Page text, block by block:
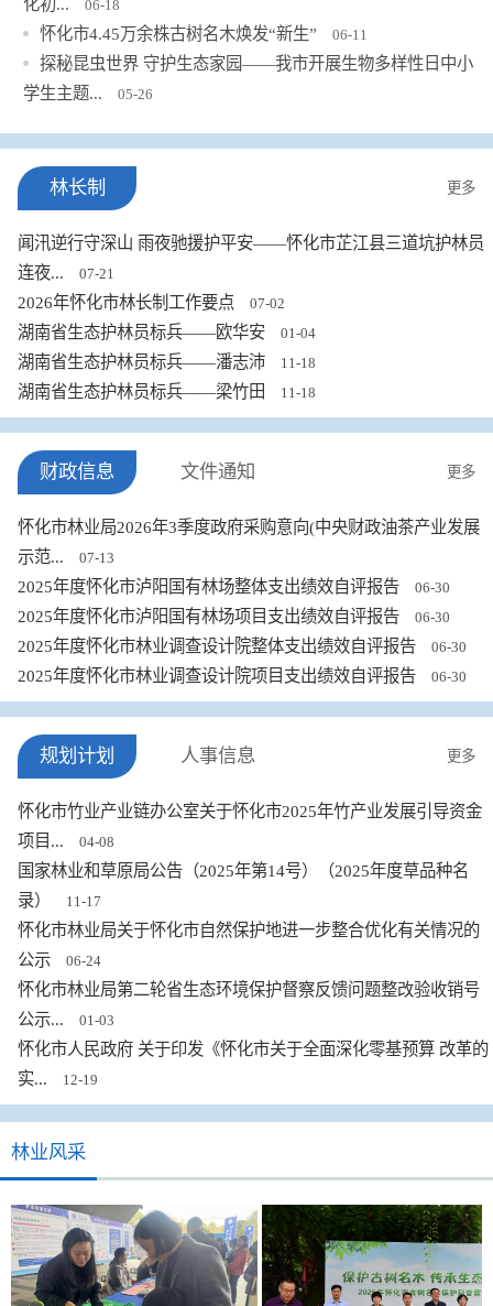
化初...
06-18
怀化市4.45万余株古树名木焕发“新生” 06-11
探秘昆虫世界 守护生态家园——我市开展生物多样性日中小
学生主题...
05-26
林长制 更多
闻汛逆行守深山 雨夜驰援护平安——怀化市芷江县三道坑护林员
连夜...
07-21
2026年怀化市林长制工作要点 07-02
湖南省生态护林员标兵——欧华安 01-04
湖南省生态护林员标兵——潘志沛 11-18
湖南省生态护林员标兵——梁竹田 11-18
财政信息 文件通知 更多
怀化市林业局2026年3季度政府采购意向(中央财政油茶产业发展
示范...
07-13
2025年度怀化市泸阳国有林场整体支出绩效自评报告 06-30
2025年度怀化市泸阳国有林场项目支出绩效自评报告 06-30
2025年度怀化市林业调查设计院整体支出绩效自评报告 06-30
2025年度怀化市林业调查设计院项目支出绩效自评报告 06-30
规划计划 人事信息 更多
怀化市竹业产业链办公室关于怀化市2025年竹产业发展引导资金
项目...
04-08
国家林业和草原局公告（2025年第14号）（2025年度草品种名
录）
11-17
怀化市林业局关于怀化市自然保护地进一步整合优化有关情况的
公示
06-24
怀化市林业局第二轮省生态环境保护督察反馈问题整改验收销号
公示...
01-03
怀化市人民政府 关于印发《怀化市关于全面深化零基预算 改革的
实...
12-19
林业风采